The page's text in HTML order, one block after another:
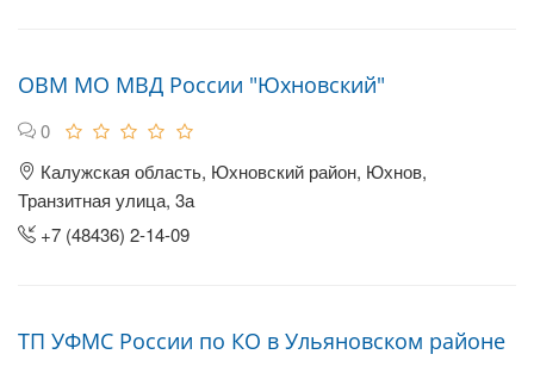
ОВМ МО МВД России "Юхновский"
0
Калужская область, Юхновский район, Юхнов,
Транзитная улица, 3а
+7 (48436) 2-14-09
ТП УФМС России по КО в Ульяновском районе